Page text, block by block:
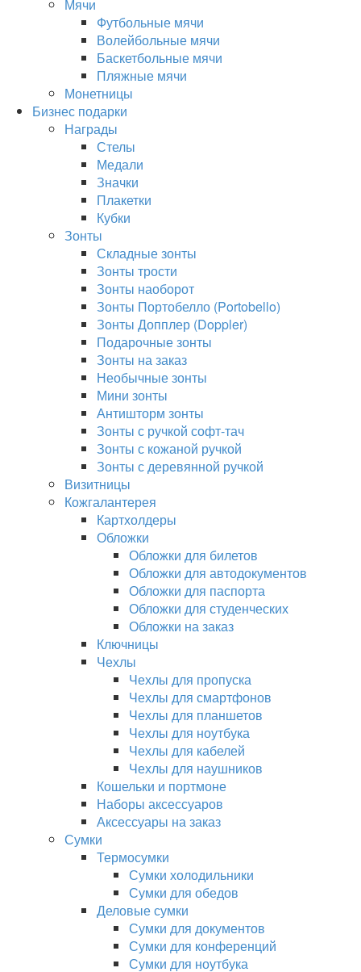
Мячи
Футбольные мячи
Волейбольные мячи
Баскетбольные мячи
Пляжные мячи
Монетницы
Бизнес подарки
Награды
Стелы
Медали
Значки
Плакетки
Кубки
Зонты
Складные зонты
Зонты трости
Зонты наоборот
Зонты Портобелло (Portobello)
Зонты Допплер (Doppler)
Подарочные зонты
Зонты на заказ
Необычные зонты
Мини зонты
Антишторм зонты
Зонты с ручкой софт-тач
Зонты с кожаной ручкой
Зонты с деревянной ручкой
Визитницы
Кожгалантерея
Картхолдеры
Обложки
Обложки для билетов
Обложки для автодокументов
Обложки для паспорта
Обложки для студенческих
Обложки на заказ
Ключницы
Чехлы
Чехлы для пропуска
Чехлы для смартфонов
Чехлы для планшетов
Чехлы для ноутбука
Чехлы для кабелей
Чехлы для наушников
Кошельки и портмоне
Наборы аксессуаров
Аксессуары на заказ
Сумки
Термосумки
Сумки холодильники
Сумки для обедов
Деловые сумки
Сумки для документов
Сумки для конференций
Сумки для ноутбука